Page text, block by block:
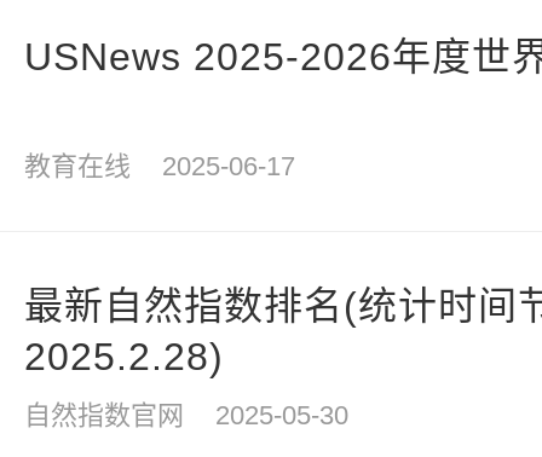
USNews 2025-2026年度世
教育在线 2025-06-17
最新自然指数排名(统计时间
2025.2.28)
自然指数官网 2025-05-30